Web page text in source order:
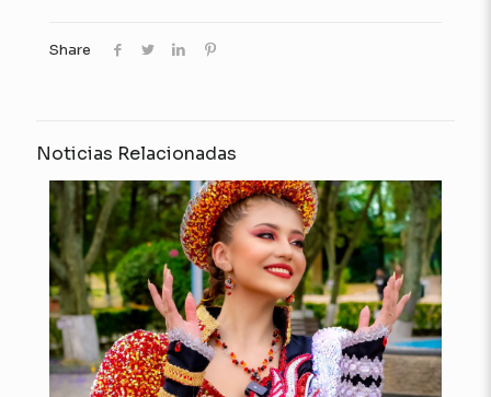
Share
Noticias Relacionadas